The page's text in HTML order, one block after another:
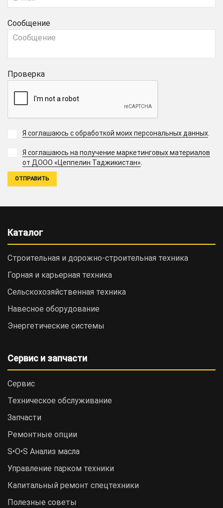
Сообщение
Проверка
Я соглашаюсь с обработкой моих персональных данных.
Я соглашаюсь на получение маркетинговых материалов
от ДООО «Цеппелин Таджикистан».
Каталог
Строительная и дорожно-cтроительная техника
Горная и карьерная техника
Сельскохозяйственная техника
Навесное оборудование
Энергетические системы
Сервис и запчасти
Сервис
Техническое обслуживание
Запчасти
Ремонтные опции
S•O•S Анализ масла
Управление парком техники
Капитальный ремонт спецтехники
Полезные советы